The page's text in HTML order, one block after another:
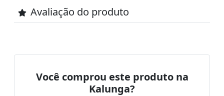
Avaliação do produto
Você comprou este produto na
Kalunga?